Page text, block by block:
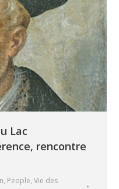
Lac
rencontre
, People, Vie des